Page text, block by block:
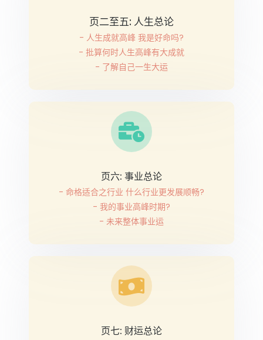
页二至五: 人生总论
- 人生成就高峰 我是好命吗?
- 批算何时人生高峰有大成就
- 了解自己一生大运
页六: 事业总论
- 命格适合之行业 什么行业更发展顺畅?
- 我的事业高峰时期?
- 未来整体事业运
页七: 财运总论